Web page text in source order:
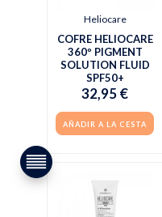
Heliocare
COFRE HELIOCARE
360º PIGMENT
SOLUTION FLUID
SPF50+
32,95 €
AÑADIR A LA CESTA